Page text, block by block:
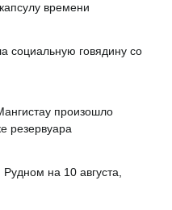
времени
социальную говядину со
произошло
резервуара
на 10 августа,